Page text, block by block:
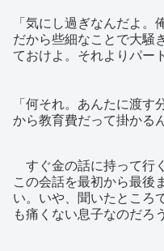
「気にし過ぎなんだよ
だから些細なことで大騒
ておけよ。それよりパー
「何それ。あんたに渡
から教育費だって掛かる
すぐ金の話に持って行
この会話を最初から最後
い。いや、聞いたところ
も痛くない息子なのだろ